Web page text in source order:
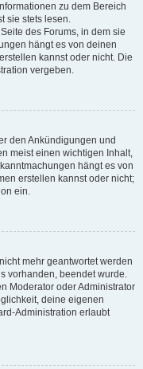
zu dem Bereich
sie stets lesen.
des Forums, in dem sie
hängt es von deinen
kannst oder nicht. Die
vergeben.
den Ankündigungen und
meist einen wichtigen Inhalt,
hängt es von
erstellen kannst oder nicht;
ein.
mehr geantwortet werden
vorhanden, beendet wurde.
Moderator oder Administrator
deine eigenen
Administration erlaubt